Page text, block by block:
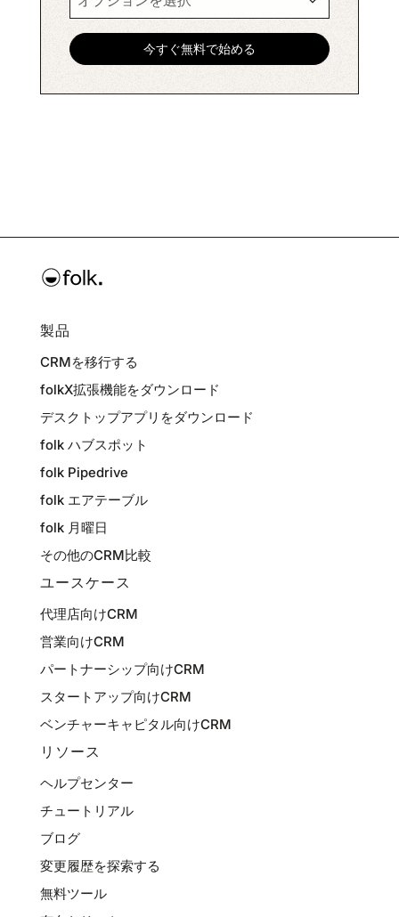
製品
CRMを移行する
folkX拡張機能をダウンロード
デスクトップアプリをダウンロード
folk ハブスポット
folk Pipedrive
folk エアテーブル
folk 月曜日
その他のCRM比較
ユースケース
代理店向けCRM
営業向けCRM
パートナーシップ向けCRM
スタートアップ向けCRM
ベンチャーキャピタル向けCRM
リソース
ヘルプセンター
チュートリアル
ブログ
変更履歴を探索する
無料ツール